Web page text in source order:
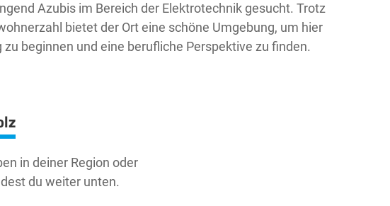
Azubis im Bereich der Elektrotechnik gesucht. Trotz
bietet der Ort eine schöne Umgebung, um hier
zu beginnen und eine berufliche Perspektive zu finden.
in deiner Region oder
du weiter unten.